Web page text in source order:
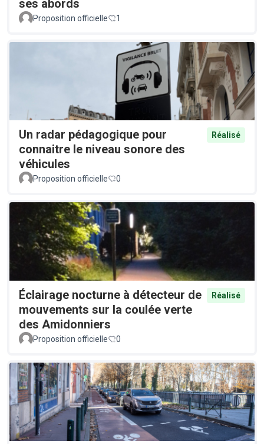
ses abords
Proposition officielle 1
Un radar pédagogique pour
connaitre le niveau sonore des
véhicules
Réalisé
Proposition officielle 0
Éclairage nocturne à détecteur de
mouvements sur la coulée verte
des Amidonniers
Réalisé
Proposition officielle 0